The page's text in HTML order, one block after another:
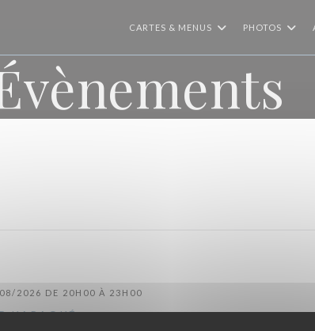
CARTES & MENUS PHOTOS
2026 DE 20H00 À 23H00
KARAOKÉ